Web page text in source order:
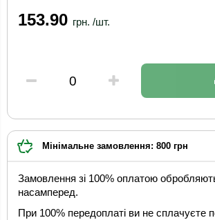
153.90 грн. /шт.
Мінімальне замовлення: 800 грн
Замовлення зі 100% оплатою
насамперед.
При 100% передоплаті ви не сплачуєте